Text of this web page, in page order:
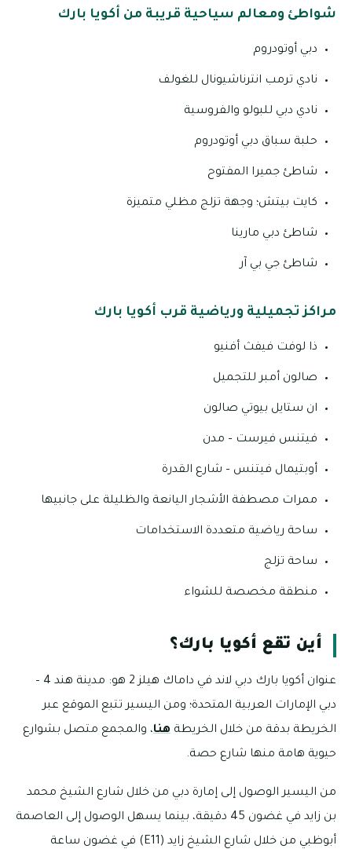
شواطئ ومعالم سياحية قريبة من أكويا بارك
دبي أوتودروم
نادي ترمب انترناشيونال للغولف
نادي دبي للبولو والفروسية
حلبة سباق دبي أوتودروم
شاطئ جميرا المفتوح
كايت بيتش؛ وجهة تزلج مظلي متميزة
شاطئ دبي مارينا
شاطئ جي بي آر
مراكز تجميلية ورياضية قرب أكويا بارك
ذا لوفت فيفث أفنيو
صالون أمبر للتجميل
ان ستايل بيوتي صالون
فيتنس فيرست – مدن
أوبتيمال فيتنس – شارع القدرة
ممرات مصطفة الأشجار اليانعة والظليلة على جانبيها
ساحة رياضية متعددة الاستخدامات
ساحة تزلج
منطقة مخصصة للشواء
أين تقع أكويا بارك؟
عنوان أكويا بارك دبي لاند في داماك هيلز 2 هو: مدينة هند 4 –
دبي الإمارات العربية المتحدة؛ ومن اليسير تتبع الموقع عبر
الخريطة بدقة من خلال الخريطة هنا، والمجمع متصل بشوارع
حيوية هامة منها شارع حصة.
من اليسير الوصول إلى إمارة دبي من خلال شارع الشيخ محمد
بن زايد في غضون 45 دقيقة، بينما يسهل الوصول إلى العاصمة
أبوظبي من خلال شارع الشيخ زايد (E11) في غضون ساعة